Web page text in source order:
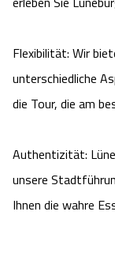
Flexibilität: Wir
unterschiedliche
die Tour, die am
Authentizität:
unsere
Ihnen die wahre